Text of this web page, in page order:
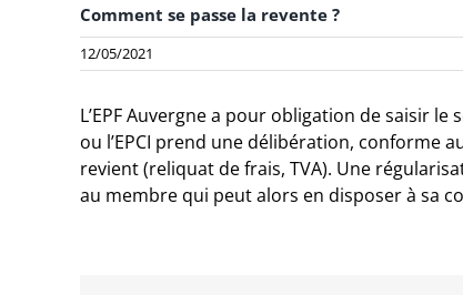
Comment se passe la revente ?
12/05/2021
L’EPF Auvergne a pour obligation de saisir
ou l’EPCI prend une délibération, conforme
revient (reliquat de frais, TVA). Une
au membre qui peut alors en disposer à sa